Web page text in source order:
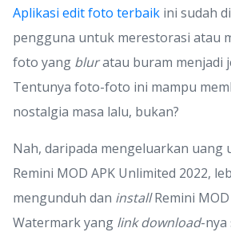
Aplikasi edit foto terbaik ini sudah
pengguna untuk merestorasi atau
foto yang bluratau buram menjadi
Tentunya foto-foto ini mampu
nostalgia masa lalu, bukan?
Nah, daripada mengeluarkan uang
Remini MOD APK Unlimited 2022,
mengunduh dan installRemini MOD
Watermark yang link download-nya